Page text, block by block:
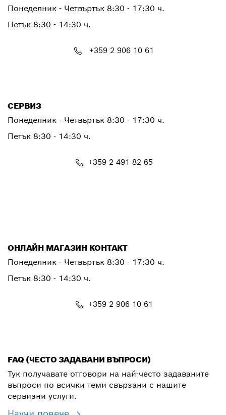
Понеделник - Четвъртък 8:30 - 17:30 ч.
Петък 8:30 - 14:30 ч.
+359 2 906 10 61
СЕРВИЗ
Понеделник - Четвъртък 8:30 - 17:30 ч.
Петък 8:30 - 14:30 ч.
+359 2 491 82 65
ОНЛАЙН МАГАЗИН КОНТАКТ
Понеделник - Четвъртък 8:30 - 17:30 ч.
Петък 8:30 - 14:30 ч.
+359 2 906 10 61
FAQ (ЧЕСТО ЗАДАВАНИ ВЪПРОСИ)
Тук получавате отговори на най-често задаваните
въпроси по всички теми свързани с нашите
сервизни услуги.